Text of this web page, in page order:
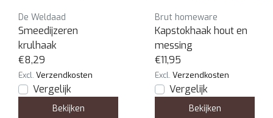
De Weldaad
Smeedijzeren
krulhaak
€8,29
Excl. Verzendkosten
Vergelijk
Bekijken
Brut homeware
Kapstokhaak hout en
messing
€11,95
Excl. Verzendkosten
Vergelijk
Bekijken